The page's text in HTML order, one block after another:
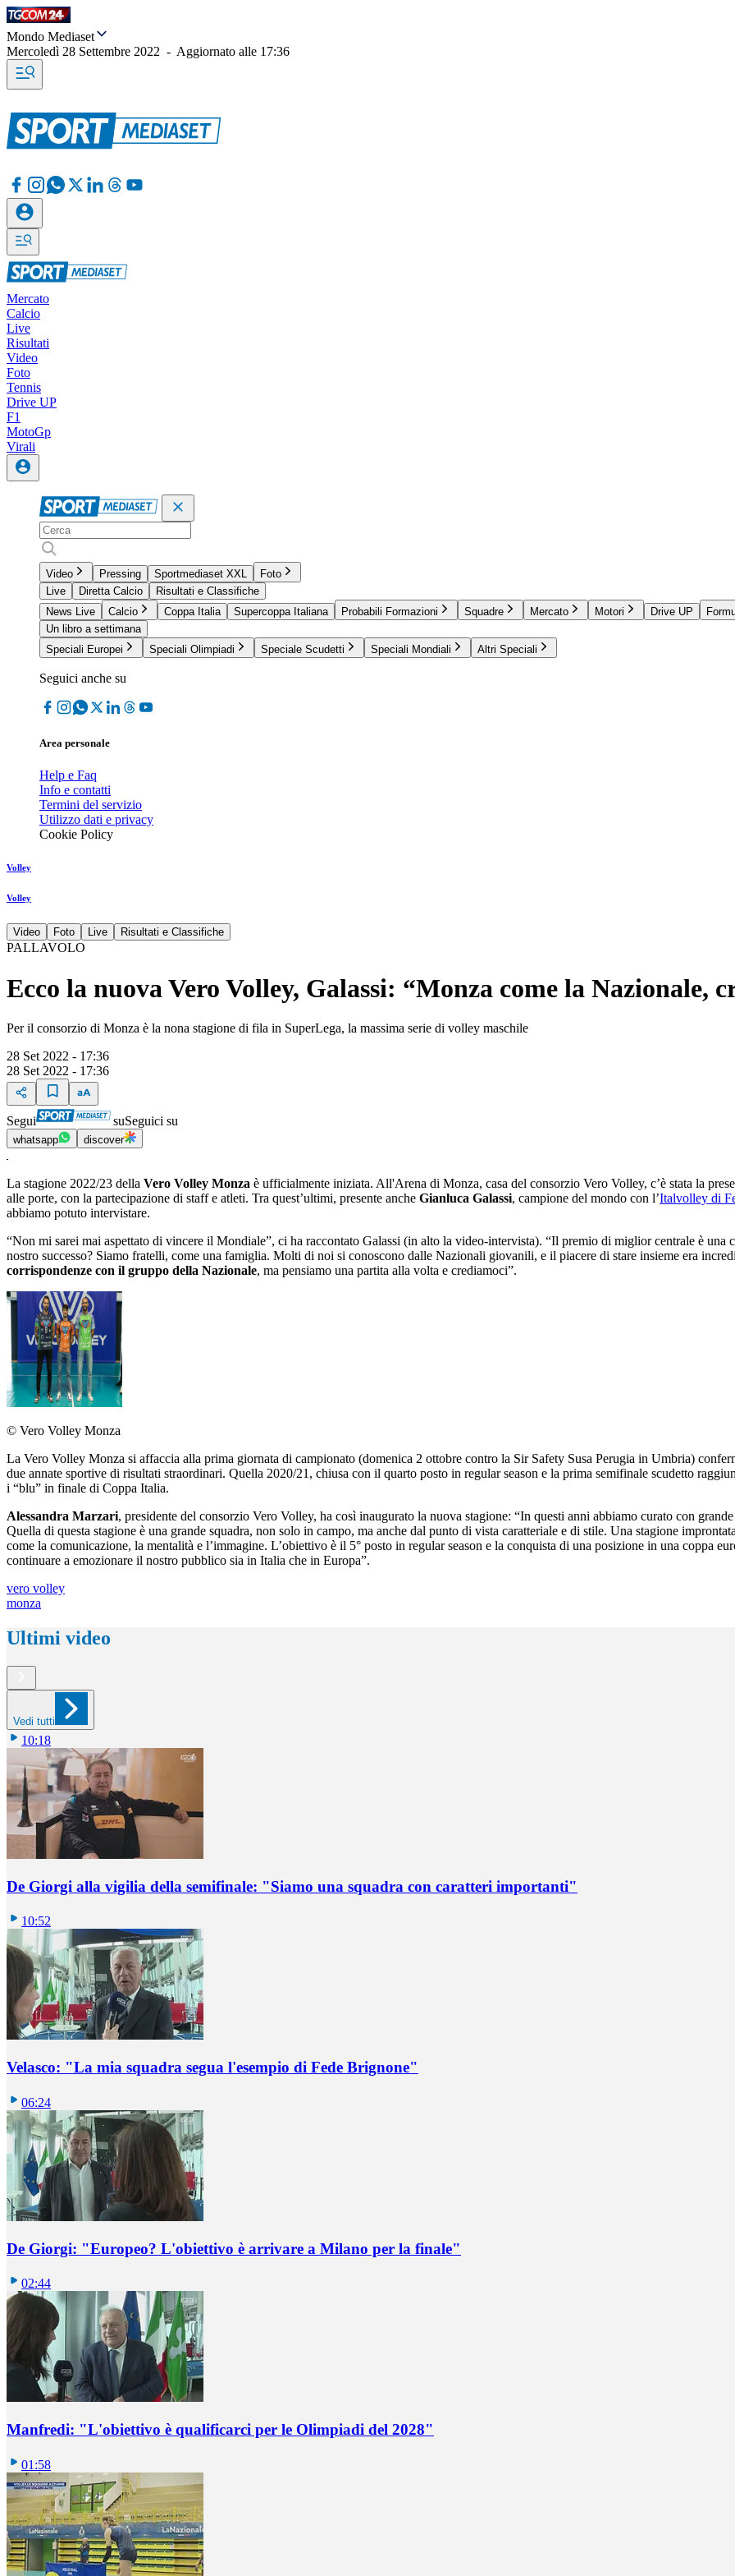
Mondo Mediaset
Mercoledì 28 Settembre 2022 - Aggiornato alle 17:36
Mercato
Calcio
Live
Risultati
Video
Foto
Tennis
Drive UP
F1
MotoGp
Virali
Video Pressing Sportmediaset XXL
Foto
Live
Diretta Calcio
Risultati e Classifiche
News Live
Calcio Coppa Italia Supercoppa Italiana Probabili Formazioni Squadre Mercato Motori Drive UP
Un libro a settimana
Speciali Europei
Speciali Olimpiadi Speciale Scudetti Speciali Mondiali Altri Speciali
Seguici anche su
Area personale
Help e Faq
Info e contatti
Termini del servizio
Utilizzo dati e privacy
Cookie Policy
Volley
Volley
Video Foto Live Risultati e Classifiche
PALLAVOLO
Ecco la nuova Vero Volley, Galassi: “Monza come la Nazionale,
Per il consorzio di Monza è la nona stagione di fila in SuperLega, la massima serie di volley maschile
28 Set 2022 - 17:36
28 Set 2022 - 17:36
Segui suSeguici su
whatsapp discover
La stagione 2022/23 della Vero Volley Monza è ufficialmente iniziata. All'Arena di Monza, casa del consorzio Vero Volley, c’è stata la
alle porte, con la partecipazione di staff e atleti. Tra quest’ultimi, presente anche Gianluca Galassi, campione del mondo con l’Italvolley di
abbiamo potuto intervistare.
“Non mi sarei mai aspettato di vincere il Mondiale”, ci ha raccontato Galassi (in alto la video-intervista). “Il premio di miglior centrale è una
nostro successo? Siamo fratelli, come una famiglia. Molti di noi si conoscono dalle Nazionali giovanili, e il piacere di stare insieme era
corrispondenze con il gruppo della Nazionale, ma pensiamo una partita alla volta e crediamoci”.
© Vero Volley Monza
La Vero Volley Monza si affaccia alla prima giornata di campionato (domenica 2 ottobre contro la Sir Safety Susa Perugia in Umbria)
due annate sportive di risultati straordinari. Quella 2020/21, chiusa con il quarto posto in regular season e la prima semifinale scudetto
i “blu” in finale di Coppa Italia.
Alessandra Marzari, presidente del consorzio Vero Volley, ha così inaugurato la nuova stagione: “In questi anni abbiamo curato con
Quella di questa stagione è una grande squadra, non solo in campo, ma anche dal punto di vista caratteriale e di stile. Una stagione
come la comunicazione, la mentalità e l’immagine. L’obiettivo è il 5° posto in regular season e la conquista di una posizione in una coppa
continuare a emozionare il nostro pubblico sia in Italia che in Europa”.
vero volley
monza
Ultimi video
Vedi tutti
10:18
De Giorgi alla vigilia della semifinale: "Siamo una squadra con caratteri importanti"
10:52
Velasco: "La mia squadra segua l'esempio di Fede Brignone"
06:24
De Giorgi: "Europeo? L'obiettivo è arrivare a Milano per la finale"
02:44
Manfredi: "L'obiettivo è qualificarci per le Olimpiadi del 2028"
01:58